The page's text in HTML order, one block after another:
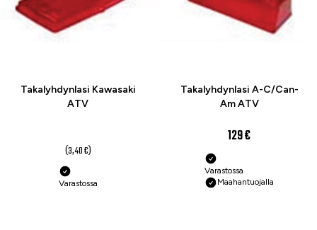
Takalyhdynlasi Kawasaki
ATV
(3,40 €)
Varastossa
Takalyhdynlasi A-C/Can-
Am ATV
129 €
Varastossa
Maahantuojalla